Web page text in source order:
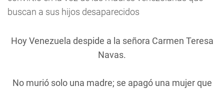
buscan a sus hijos desaparecidos
Hoy Venezuela despide a la señora Carmen Teresa
Navas.
No murió solo una madre; se apagó una mujer que